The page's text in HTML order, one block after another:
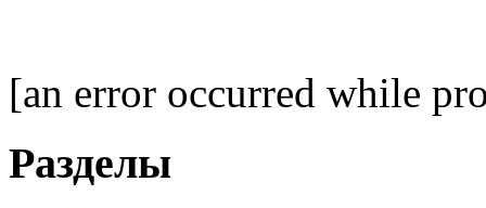
[an error occurred while
Разделы